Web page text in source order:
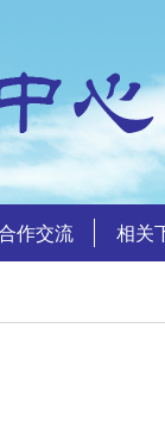
作交流 相关